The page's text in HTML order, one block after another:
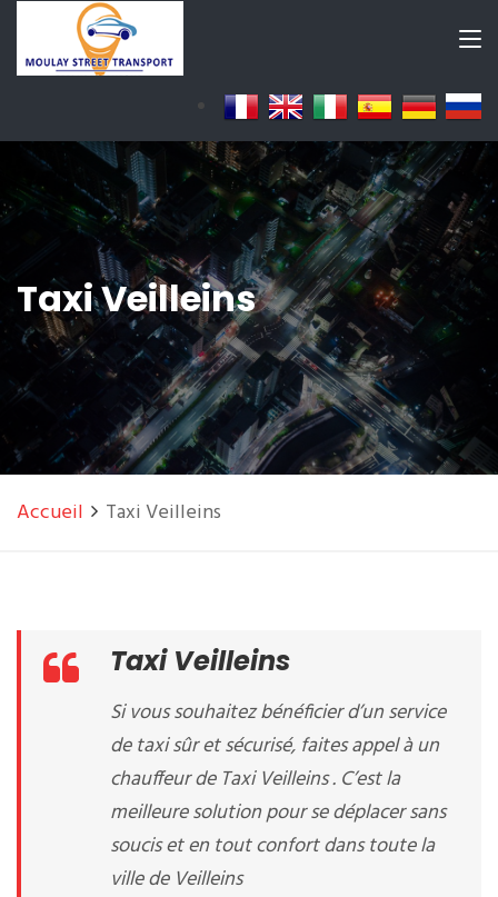
Taxi Veilleins
Accueil Taxi Veilleins
Taxi Veilleins
Si vous souhaitez bénéficier d’un service
de taxi sûr et sécurisé, faites appel à un
chauffeur de Taxi Veilleins . C’est la
meilleure solution pour se déplacer sans
soucis et en tout confort dans toute la
ville de Veilleins